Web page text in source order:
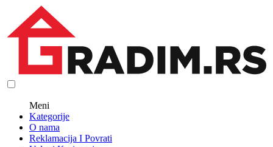
Meni
Kategorije
O nama
Reklamacija I Povrati